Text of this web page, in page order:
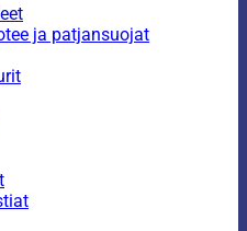
ja patjansuojat